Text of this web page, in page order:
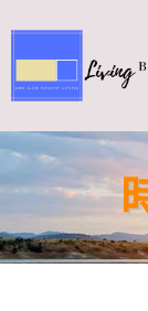
to
content
關於我們
奉獻支持